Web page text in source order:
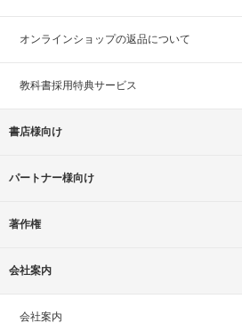
オンラインショップの返品について
教科書採用特典サービス
書店様向け
パートナー様向け
著作権
会社案内
会社案内